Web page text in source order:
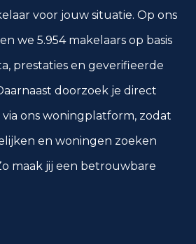
voor jouw situatie. Op ons
we 5.954 makelaars op basis
prestaties en geverifieerde
doorzoek je direct
via ons woningplatform, zodat
en woningen zoeken
maak jij een betrouwbare